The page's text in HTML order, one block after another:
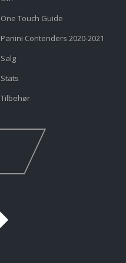
One Touch Guide
Panini Contenders 2020-2021
Salg
Stats
Tilbehør